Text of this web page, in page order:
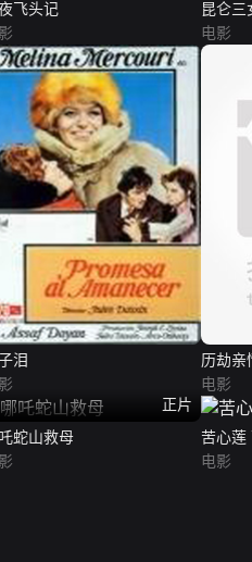
飞头记
昆仑三
电影
泪
历劫亲
电影
正片
蛇山救母
苦心莲
电影